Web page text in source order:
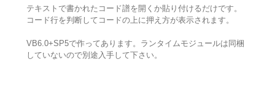
テキストで書かれたコード譜を開くか貼り付けるだけです。
コード行を判断してコードの上に押え方が表示されます。
VB6.0+SP5で作ってあります。ランタイムモジュールは同梱
していないので別途入手して下さい。